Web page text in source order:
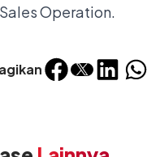
Operation.